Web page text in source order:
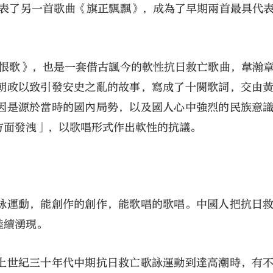
了另一首歌曲《旗正飄飄》，成為了早期兩首最具代
歌》，也是一套借古諷今的軟性抗日救亡歌曲，韋瀚
以致引發安史之亂的故事，寫成了十闋歌詞，交由
源於當時的國內局勢，以及國人心中強烈的民族意
發洩」，以歌唱形式作出軟性的抗議。
動，能創作的創作，能歌唱的歌唱。中國人把抗日
湧現。
紀三十年代中期抗日救亡歌詠運動到達高潮時，有